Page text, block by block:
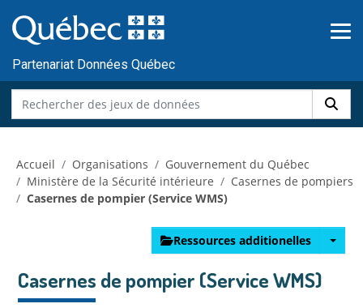
au
contenu
Partenariat Données Québec
Accueil Organisations
Gouvernement du Québec
Ministère de la Sécurité intérieure
Casernes de pompiers
Casernes de pompier (Service WMS)
Ressources additionelles
Casernes de pompier (Service WMS)